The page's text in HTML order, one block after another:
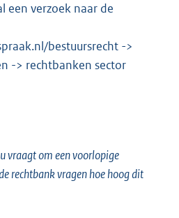
een verzoek naar de
bestuursrecht ->
-> rechtbanken sector
vraagt om een voorlopige
rechtbank vragen hoe hoog dit